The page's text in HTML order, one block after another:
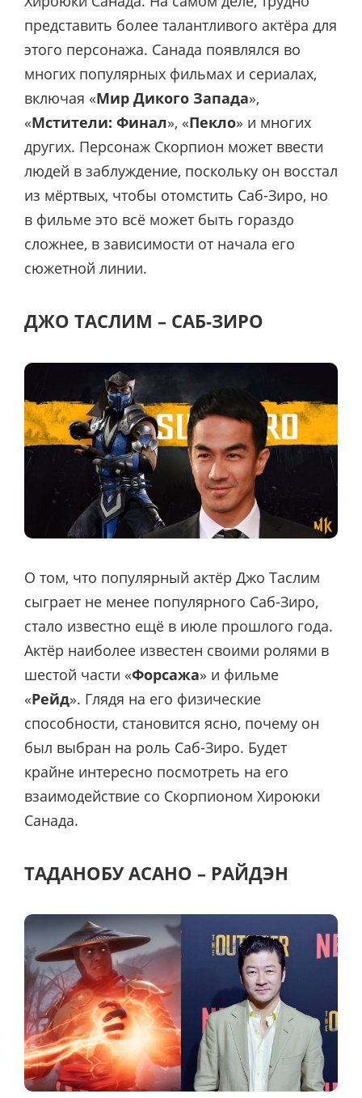
представить более талантливого актёра для
этого персонажа. Санада появлялся во
многих популярных фильмах и сериалах,
включая «Мир Дикого Запада»,
«Мстители: Финал», «Пекло» и многих
других. Персонаж Скорпион может ввести
людей в заблуждение, поскольку он восстал
из мёртвых, чтобы отомстить Саб-Зиро, но
в фильме это всё может быть гораздо
сложнее, в зависимости от начала его
сюжетной линии.
ДЖО ТАСЛИМ – САБ-ЗИРО
О том, что популярный актёр Джо Таслим
сыграет не менее популярного Саб-Зиро,
стало известно ещё в июле прошлого года.
Актёр наиболее известен своими ролями в
шестой части «Форсажа» и фильме
«Рейд». Глядя на его физические
способности, становится ясно, почему он
был выбран на роль Саб-Зиро. Будет
крайне интересно посмотреть на его
взаимодействие со Скорпионом Хироюки
Санада.
ТАДАНОБУ АСАНО – РАЙДЭН